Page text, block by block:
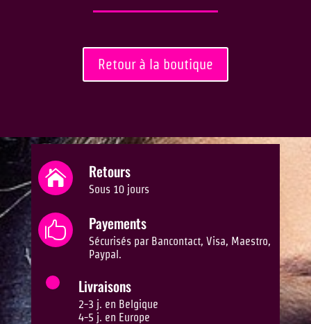
Retour à la boutique
 Retours
Sous 10 jours
 Payements
Sécurisés par Bancontact, Visa, Maestro,
Paypal.
Livraisons
2-3 j. en Belgique
4-5 j. en Europe